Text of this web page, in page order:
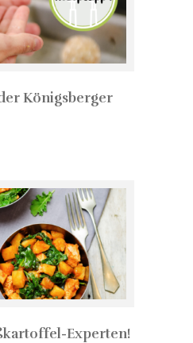
Königsberger
Experten!